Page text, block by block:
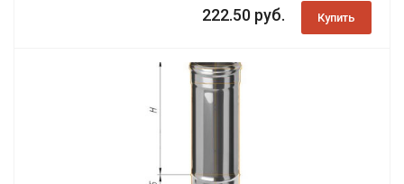
222.50 руб. Купить